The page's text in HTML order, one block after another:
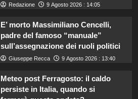
Redazione 9 Agosto 2026 : 14:05
E’ morto Massimiliano Cencelli,
padre del famoso “manuale”
sull’assegnazione dei ruoli politici
Giuseppe Recca 9 Agosto 2026 : 13:40
Meteo post Ferragosto: il caldo
persiste in Italia, quando si